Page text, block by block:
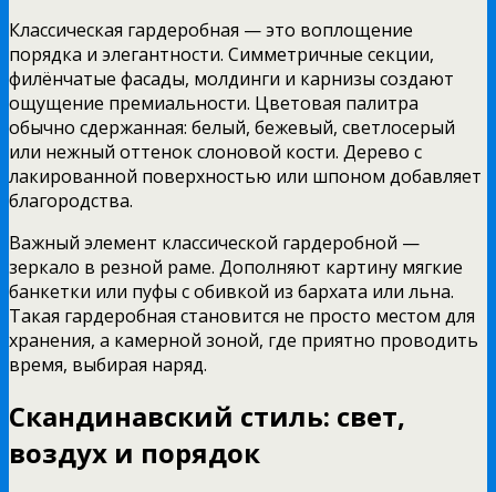
Классическая гардеробная — это воплощение
порядка и элегантности. Симметричные секции,
филёнчатые фасады, молдинги и карнизы создают
ощущение премиальности. Цветовая палитра
обычно сдержанная: белый, бежевый, светлосерый
или нежный оттенок слоновой кости. Дерево с
лакированной поверхностью или шпоном добавляет
благородства.
Важный элемент классической гардеробной —
зеркало в резной раме. Дополняют картину мягкие
банкетки или пуфы с обивкой из бархата или льна.
Такая гардеробная становится не просто местом для
хранения, а камерной зоной, где приятно проводить
время, выбирая наряд.
Скандинавский стиль: свет,
воздух и порядок